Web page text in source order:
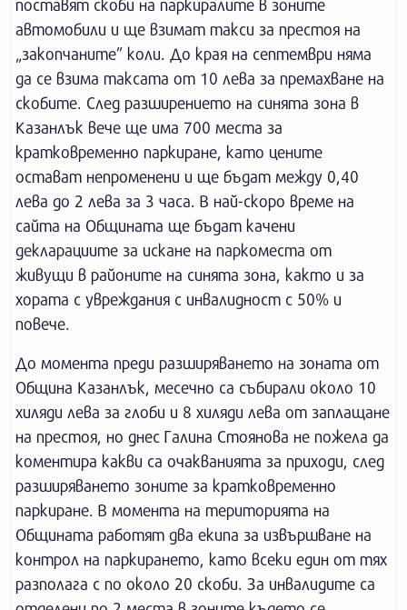
поставят скоби на паркиралите в зоните
автомобили и ще взимат такси за престоя на
„закопчаните” коли. До края на септември няма
да се взима таксата от 10 лева за премахване на
скобите. След разширението на синята зона в
Казанлък вече ще има 700 места за
кратковременно паркиране, като цените
остават непроменени и ще бъдат между 0,40
лева до 2 лева за 3 часа. В най-скоро време на
сайта на Общината ще бъдат качени
декларациите за искане на паркоместа от
живущи в районите на синята зона, както и за
хората с увреждания с инвалидност с 50% и
повече.
До момента преди разширяването на зоната от
Община Казанлък, месечно са събирали около 10
хиляди лева за глоби и 8 хиляди лева от заплащане
на престоя, но днес Галина Стоянова не пожела да
коментира какви са очакванията за приходи, след
разширяването зоните за кратковременно
паркиране. В момента на територията на
Общината работят два екипа за извършване на
контрол на паркирането, като всеки един от тях
разполага с по около 20 скоби. За инвалидите са